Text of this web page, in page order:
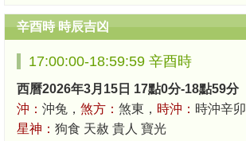
辛酉時 時辰吉凶
17:00:00-18:59:59 辛酉時
西曆2026年3月15日 17點0分-18點59分
沖： 沖兔， 煞方： 煞東， 時沖： 時沖辛卯
星神： 狗食 天赦 貴人 寶光